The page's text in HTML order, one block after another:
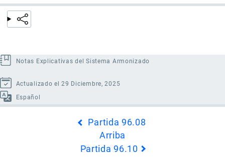
Notas Explicativas del Sistema Armonizado
Actualizado el 29 Diciembre, 2025
Español
Partida 96.08
Arriba
Partida 96.10